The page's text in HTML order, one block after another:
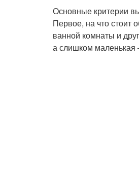
Основные критерии
Первое, на что стоит
ванной комнаты и
а слишком маленькая